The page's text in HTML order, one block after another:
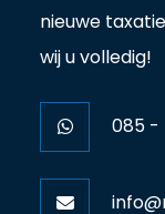
nieuwe
wij u volledig!
085 -